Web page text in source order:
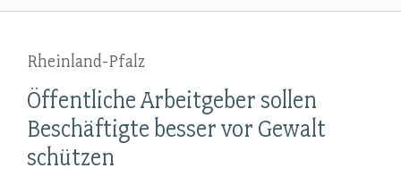
Rheinland-Pfalz
Öffentliche Arbeitgeber sollen
Beschäftigte besser vor Gewalt
schützen